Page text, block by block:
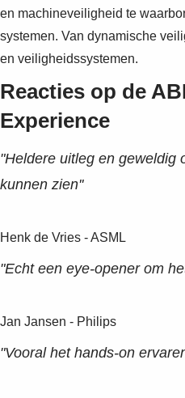
en machineveiligheid te
systemen. Van dynamische
en veiligheidssystemen.
Reacties op de
Experience
"Heldere uitleg en geweldig
kunnen zien''
Henk de Vries - ASML
"Echt een eye-opener om
Jan Jansen - Philips
"Vooral het hands-on